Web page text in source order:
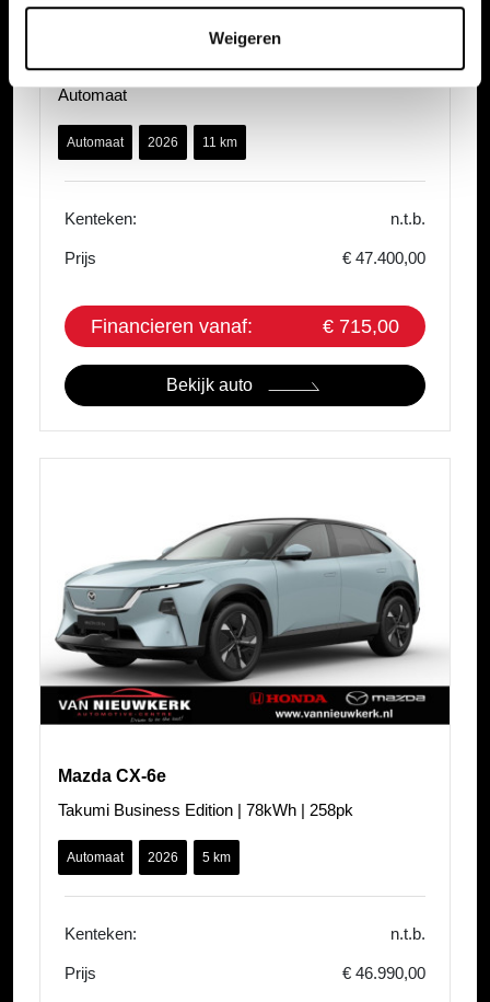
Weigeren
2.5 E-SKYACTIV-G 141 M HYBRID Centre-Line
Automaat
Automaat 2026 11 km
Kenteken: n.t.b.
Prijs € 47.400,00
Financieren vanaf: € 715,00
Bekijk auto
Mazda CX-6e
Takumi Business Edition | 78kWh | 258pk
Automaat 2026 5 km
Kenteken: n.t.b.
Prijs € 46.990,00